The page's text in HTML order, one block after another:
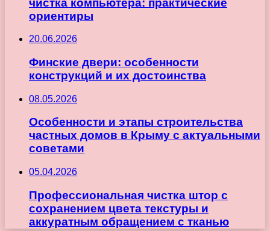
ориентиры
20.06.2026
Финские двери: особенности
конструкций и их достоинства
08.05.2026
Особенности и этапы строительства
частных домов в Крыму с актуальными
советами
05.04.2026
Профессиональная чистка штор с
сохранением цвета текстуры и
аккуратным обращением с тканью